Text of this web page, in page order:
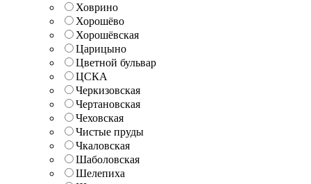
Ховрино
Хорошёво
Хорошёвская
Царицыно
Цветной бульвар
ЦСКА
Черкизовская
Чертановская
Чеховская
Чистые пруды
Чкаловская
Шаболовская
Шелепиха